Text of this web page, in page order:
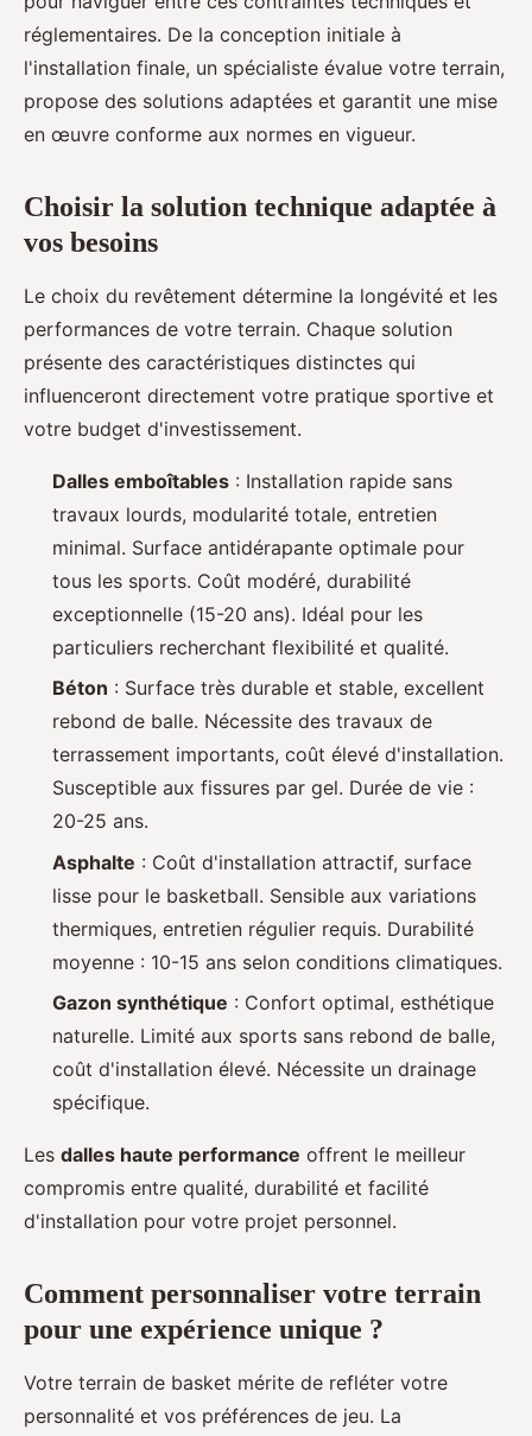
réglementaires. De la conception initiale à
l'installation finale, un spécialiste évalue votre terrain,
propose des solutions adaptées et garantit une mise
en œuvre conforme aux normes en vigueur.
Choisir la solution technique adaptée à
vos besoins
Le choix du revêtement détermine la longévité et les
performances de votre terrain. Chaque solution
présente des caractéristiques distinctes qui
influenceront directement votre pratique sportive et
votre budget d'investissement.
Dalles emboîtables : Installation rapide sans
travaux lourds, modularité totale, entretien
minimal. Surface antidérapante optimale pour
tous les sports. Coût modéré, durabilité
exceptionnelle (15-20 ans). Idéal pour les
particuliers recherchant flexibilité et qualité.
Béton : Surface très durable et stable, excellent
rebond de balle. Nécessite des travaux de
terrassement importants, coût élevé d'installation.
Susceptible aux fissures par gel. Durée de vie :
20-25 ans.
Asphalte : Coût d'installation attractif, surface
lisse pour le basketball. Sensible aux variations
thermiques, entretien régulier requis. Durabilité
moyenne : 10-15 ans selon conditions climatiques.
Gazon synthétique : Confort optimal, esthétique
naturelle. Limité aux sports sans rebond de balle,
coût d'installation élevé. Nécessite un drainage
spécifique.
Les dalles haute performance offrent le meilleur
compromis entre qualité, durabilité et facilité
d'installation pour votre projet personnel.
Comment personnaliser votre terrain
pour une expérience unique ?
Votre terrain de basket mérite de refléter votre
personnalité et vos préférences de jeu. La